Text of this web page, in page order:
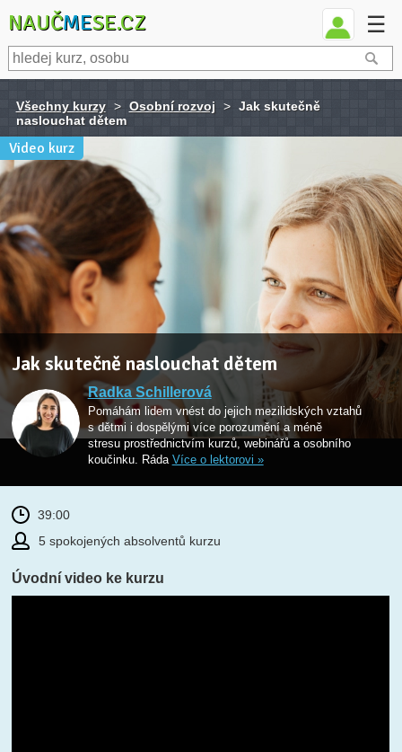
NAUČMESE.CZ ☰
Všechny kurzy > Osobní rozvoj > Jak skutečně
naslouchat dětem
Video kurz
Jak skutečně naslouchat dětem
Radka Schillerová
Pomáhám lidem vnést do jejich mezilidských vztahů
s dětmi i dospělými více porozumění a méně
stresu prostřednictvím kurzů, webinářů a osobního
koučinku. Ráda Více o lektorovi »
39:00
5 spokojených absolventů kurzu
Úvodní video ke kurzu